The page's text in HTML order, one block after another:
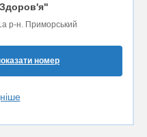
р-н. Приморський
номер